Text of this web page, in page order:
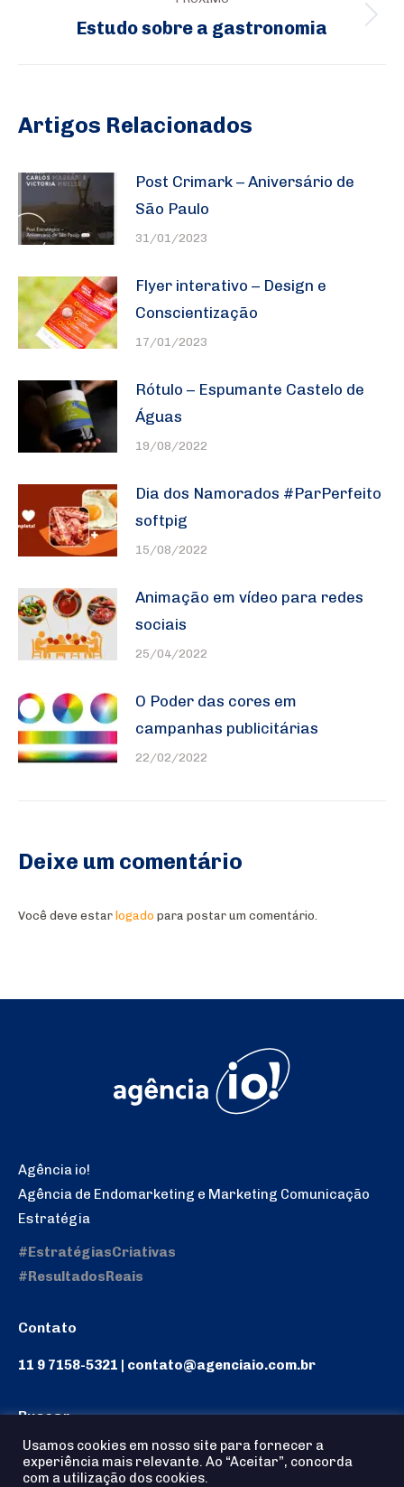
Próximo
Estudo sobre a gastronomia
Artigos Relacionados
Post Crimark – Aniversário de
São Paulo
31/01/2023
Flyer interativo – Design e
Conscientização
17/01/2023
Rótulo – Espumante Castelo de
Águas
19/08/2022
Dia dos Namorados #ParPerfeito
softpig
15/08/2022
Animação em vídeo para redes
sociais
25/04/2022
O Poder das cores em
campanhas publicitárias
22/02/2022
Deixe um comentário
Você deve estar logado para postar um comentário.
Agência io!
Agência de Endomarketing e Marketing Comunicação
Estratégia
#EstratégiasCriativas
#ResultadosReais
Contato
11 9 7158-5321 | contato@agenciaio.com.br
Buscar
Search:
Usamos cookies em nosso site para fornecer a
experiência mais relevante. Ao “Aceitar”, concorda
com a utilização dos cookies.